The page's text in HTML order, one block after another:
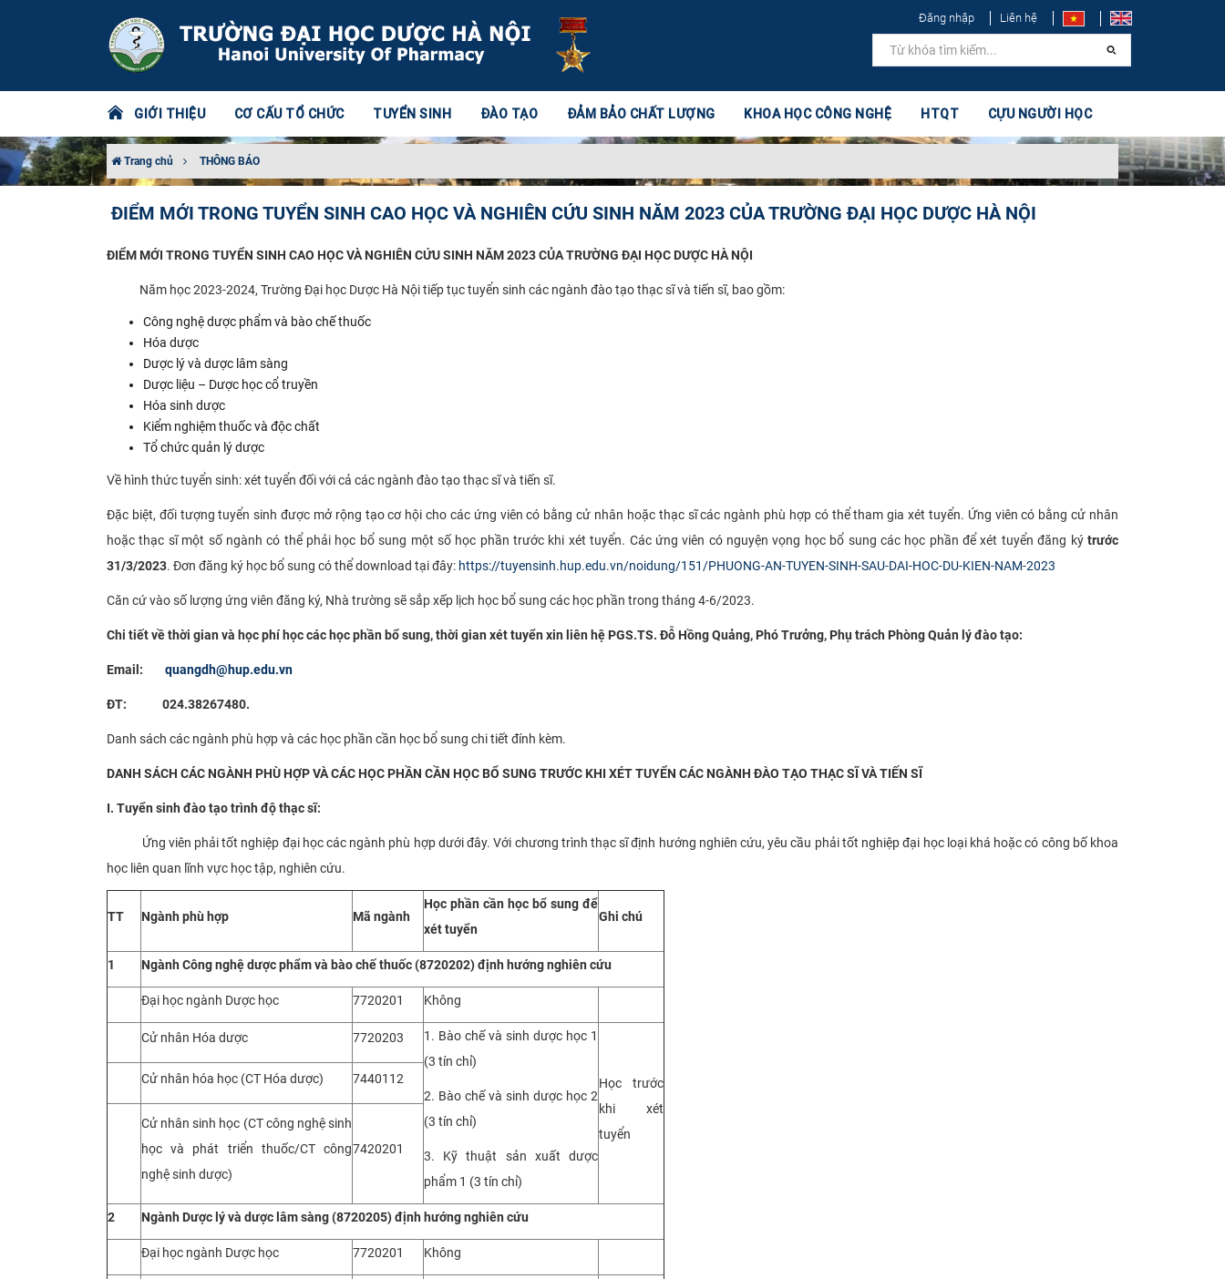
Đăng nhập Liên hệ
GIỚI THIỆU CƠ CẤU TỔ CHỨC TUYỂN SINH ĐÀO TẠO ĐẢM BẢO CHẤT LƯỢNG KHOA HỌC CÔNG NGHỆ HTQT CỰU NGƯỜI HỌC
Trang chủ THÔNG BÁO
ĐIỂM MỚI TRONG TUYỂN SINH CAO HỌC VÀ NGHIÊN CỨU SINH NĂM 2023 CỦA TRƯỜNG ĐẠI HỌC DƯỢC HÀ NỘI
ĐIỂM MỚI TRONG TUYỂN SINH CAO HỌC VÀ NGHIÊN CỨU SINH NĂM 2023 CỦA TRƯỜNG ĐẠI HỌC DƯỢC HÀ NỘI
Năm học 2023-2024, Trường Đại học Dược Hà Nội tiếp tục tuyển sinh các ngành đào tạo thạc sĩ và tiến sĩ, bao gồm:
Công nghệ dược phẩm và bào chế thuốc
Hóa dược
Dược lý và dược lâm sàng
Dược liệu – Dược học cổ truyền
Hóa sinh dược
Kiểm nghiệm thuốc và độc chất
Tổ chức quản lý dược
Về hình thức tuyển sinh: xét tuyển đối với cả các ngành đào tạo thạc sĩ và tiến sĩ.
Đặc biệt, đối tượng tuyển sinh được mở rộng tạo cơ hội cho các ứng viên có bằng cử nhân hoặc thạc sĩ các ngành phù hợp có thể tham gia xét tuyển. Ứng viên có bằng cử nhân
hoặc thạc sĩ một số ngành có thể phải học bổ sung một số học phần trước khi xét tuyển. Các ứng viên có nguyện vọng học bổ sung các học phần để xét tuyển đăng ký trước
31/3/2023. Đơn đăng ký học bổ sung có thể download tại đây: https://tuyensinh.hup.edu.vn/noidung/151/PHUONG-AN-TUYEN-SINH-SAU-DAI-HOC-DU-KIEN-NAM-2023
Căn cứ vào số lượng ứng viên đăng ký, Nhà trường sẽ sắp xếp lịch học bổ sung các học phần trong tháng 4-6/2023.
Chi tiết về thời gian và học phí học các học phần bổ sung, thời gian xét tuyển xin liên hệ PGS.TS. Đỗ Hồng Quảng, Phó Trưởng, Phụ trách Phòng Quản lý đào tạo:
Email: quangdh@hup.edu.vn
ĐT: 024.38267480.
Danh sách các ngành phù hợp và các học phần cần học bổ sung chi tiết đính kèm.
DANH SÁCH CÁC NGÀNH PHÙ HỢP VÀ CÁC HỌC PHẦN CẦN HỌC BỔ SUNG TRƯỚC KHI XÉT TUYỂN CÁC NGÀNH ĐÀO TẠO THẠC SĨ VÀ TIẾN SĨ
I. Tuyển sinh đào tạo trình độ thạc sĩ:
Ứng viên phải tốt nghiệp đại học các ngành phù hợp dưới đây. Với chương trình thạc sĩ định hướng nghiên cứu, yêu cầu phải tốt nghiệp đại học loại khá hoặc có công bố khoa
học liên quan lĩnh vực học tập, nghiên cứu.
TT Ngành phù hợp Mã ngành
Học phần cần học bổ sung để
xét tuyển
Ghi chú
1 Ngành Công nghệ dược phẩm và bào chế thuốc (8720202)định hướng nghiên cứu
Đại học ngành Dược học 7720201 Không
Cử nhân Hóa dược 7720203
1. Bào chế và sinh dược học 1
(3 tín chỉ)
2. Bào chế và sinh dược học 2
(3 tín chỉ)
3. Kỹ thuật sản xuất dược
phẩm 1 (3 tín chỉ)
Học trước
khi xét
tuyển
Cử nhân hóa học (CT Hóa dược) 7440112
Cử nhân sinh học (CT công nghệ sinh
học và phát triển thuốc/CT công
nghệ sinh dược)
7420201
2 Ngành Dược lý và dược lâm sàng (8720205) định hướng nghiên cứu
Đại học ngành Dược học 7720201 Không